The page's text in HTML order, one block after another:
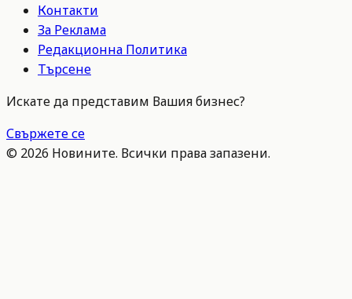
Контакти
За Реклама
Редакционна Политика
Търсене
Искате да представим Вашия бизнес?
Свържете се
© 2026 Новините. Всички права запазени.